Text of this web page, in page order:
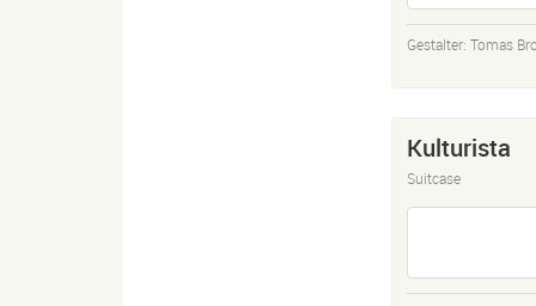
Gestalter: Tomas
Kulturista
Suitcase